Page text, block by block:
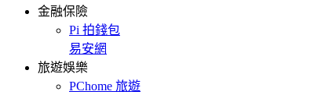
金融保險
Pi 拍錢包
易安網
旅遊娛樂
PChome 旅遊